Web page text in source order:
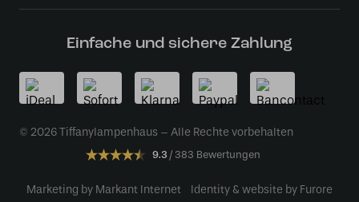
Einfache und sichere Zahlung
© 2026 Tiffanylampenhaus – Alle Rechte vorbehalten
9.3 383 Bewertungen
Marketing by Markant Internet Identity & website by Furore